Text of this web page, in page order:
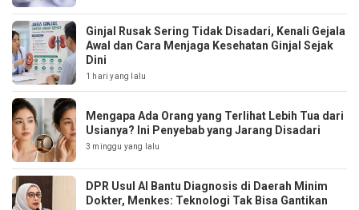
Ginjal Rusak Sering Tidak Disadari, Kenali Gejala
Awal dan Cara Menjaga Kesehatan Ginjal Sejak
Dini
1 hari yang lalu
Mengapa Ada Orang yang Terlihat Lebih Tua dari
Usianya? Ini Penyebab yang Jarang Disadari
3 minggu yang lalu
DPR Usul AI Bantu Diagnosis di Daerah Minim
Dokter, Menkes: Teknologi Tak Bisa Gantikan